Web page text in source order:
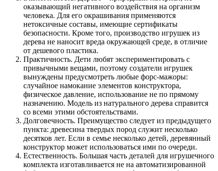
оказывающий негативного воздействия на организм
человека. Для его окрашивания применяются
нетоксичные составы, имеющие сертификаты
безопасности. Кроме того, производство игрушек из
дерева не наносит вреда окружающей среде, в отличие
от дешевого пластика.
Практичность. Дети любят экспериментировать с
привычными вещами, поэтому создатели игрушек
вынуждены предусмотреть любые форс-мажоры:
случайное намокание элементов конструктора,
физическое давление, использование не по прямому
назначению. Модель из натурального дерева справится
со всеми этими обстоятельствами.
Долговечность. Преимущество следует из предыдущего
пункта: древесина твердых пород служит несколько
десятков лет. Если в семье несколько детей, деревянный
конструктор может использоваться ими по очереди.
Естественность. Большая часть деталей для игрушечного
комплекта изготавливается не на автоматизированной